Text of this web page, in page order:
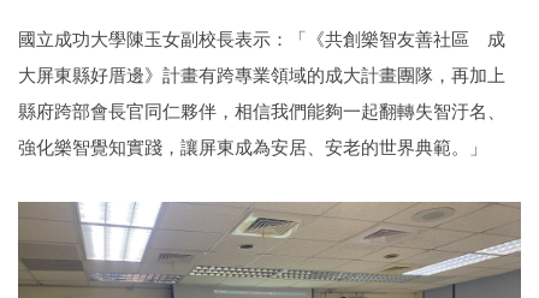
國立成功大學陳玉女副校長表示：「《共創樂智友善社區 成
大屏東縣好厝邊》計畫有跨專業領域的成大計畫團隊，再加上
縣府跨部會長官同仁夥伴，相信我們能夠一起翻轉失智汙名、
強化樂智覺知實踐，讓屏東成為安居、安老的世界典範。」